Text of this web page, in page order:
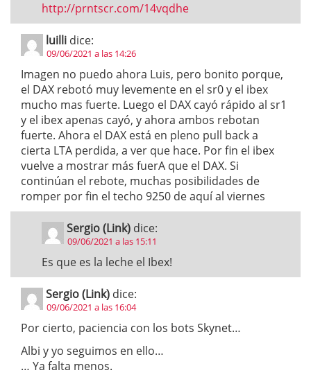
http://prntscr.com/14vqdhe
luilli dice:
09/06/2021 a las 14:26
Imagen no puedo ahora Luis, pero bonito porque,
el DAX rebotó muy levemente en el sr0 y el ibex
mucho mas fuerte. Luego el DAX cayó rápido al sr1
y el ibex apenas cayó, y ahora ambos rebotan
fuerte. Ahora el DAX está en pleno pull back a
cierta LTA perdida, a ver que hace. Por fin el ibex
vuelve a mostrar más fuerA que el DAX. Si
continúan el rebote, muchas posibilidades de
romper por fin el techo 9250 de aquí al viernes
Sergio (Link) dice:
09/06/2021 a las 15:11
Es que es la leche el Ibex!
Sergio (Link) dice:
09/06/2021 a las 16:04
Por cierto, paciencia con los bots Skynet…
Albi y yo seguimos en ello…
… Ya falta menos.